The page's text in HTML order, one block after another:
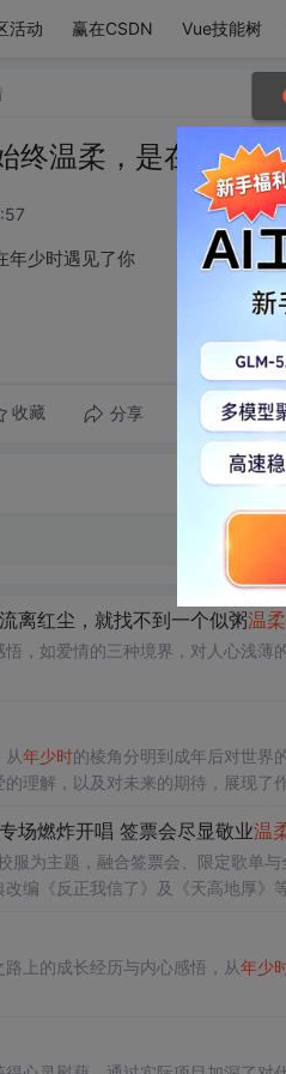
活动 赢在CSDN Vue技能树
温柔，是在年少时
年少时遇见了你
收藏 分享 转发到动
离红尘，就找不到一个似粥温柔
，如爱情的三种境界，对人心浅
从年少时的棱角分明到成年后对世界
理解，以及对未来的期待，展现了
场燃炸开唱 签票会尽显敬业温
为主题，融合签票会、限定歌单
改编《反正我信了》及《天高地厚
上的成长经历与内心感悟，从年少